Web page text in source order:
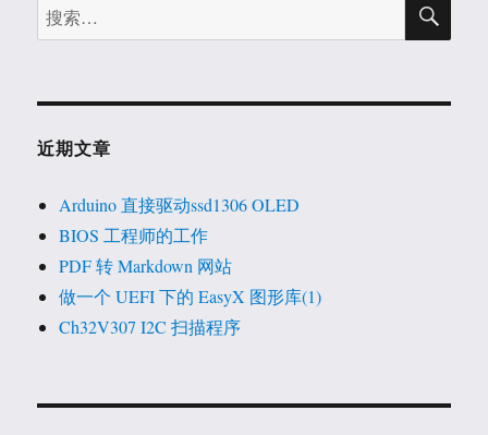
搜
索：
近期文章
Arduino 直接驱动ssd1306 OLED
BIOS 工程师的工作
PDF 转 Markdown 网站
做一个 UEFI 下的 EasyX 图形库(1)
Ch32V307 I2C 扫描程序